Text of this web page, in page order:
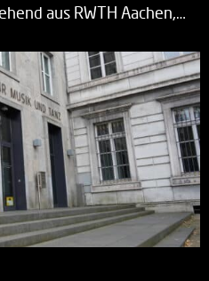
aus RWTH Aachen,…